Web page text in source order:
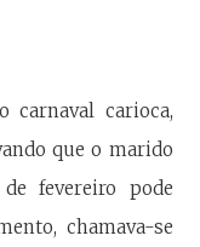
carioca,
que o marido
fevereiro pode
chamava-se